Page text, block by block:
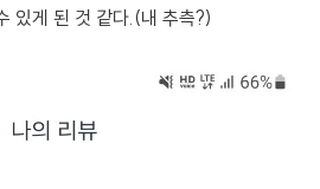
게 된 것 같다.(내 추측?)